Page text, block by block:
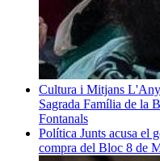
Cultura i Mitjans L'Any
Sagrada Família de la
Fontanals
Política Junts acusa el
compra del Bloc 8 de